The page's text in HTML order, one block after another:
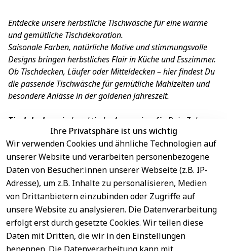
Entdecke unsere herbstliche Tischwäsche für eine warme
und gemütliche Tischdekoration.
Saisonale Farben, natürliche Motive und stimmungsvolle
Designs bringen herbstliches Flair in Küche und Esszimmer.
Ob Tischdecken, Läufer oder Mitteldecken – hier findest Du
die passende Tischwäsche für gemütliche Mahlzeiten und
besondere Anlässe in der goldenen Jahreszeit.
Tischdecken
sind praktische Accessoires für Dein Zuhause.
Sie schützen den Tisch vor Schmutz und Kratzern.
Mit verschiedenen Designs und Materialien können sie den
Raum optisch aufwerten.
Unsere Tischdecken sind in verschiedenen Größen erhältlich
und passen sich somit jedem Tisch an.
Ihre Privatsphäre ist uns wichtig
Wir verwenden Cookies und ähnliche Technologien auf
unserer Website und verarbeiten personenbezogene
Daten von Besucher:innen unserer Webseite (z.B. IP-
Adresse), um z.B. Inhalte zu personalisieren, Medien
von Drittanbietern einzubinden oder Zugriffe auf
unsere Website zu analysieren. Die Datenverarbeitung
erfolgt erst durch gesetzte Cookies. Wir teilen diese
Daten mit Dritten, die wir in den Einstellungen